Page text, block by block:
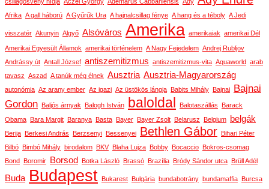
Afrika A gall háború A Gyűrűk Ura A hajnalcsillag fénye A hang és a téboly A Jedi
visszatér Akunyin Algyő Alsóváros Amerika amerikaiak amerikai Dél
Amerikai Egyesült Államok amerikai történelem A Nagy Fejedelem Andrej Rubljov
Andrássy út Antall József antiszemitizmus antiszemitizmus-vita Aquaworld arab
tavasz Aszad A tanúk még élnek Ausztria Ausztria-Magyarország
autonómia Az arany ember Az igazi Az üstökös lángja Babits Mihály Bajnai Bajnai
Gordon Baljós árnyak Balogh István baloldal Balotaszállás Barack
Obama Bara Margit Baranya Basta Bayer Bayer Zsolt Belarusz Belgium belgák
Berija Berkesi András Berzsenyi Bessenyei Bethlen Gábor Bihari Péter
Bilbó Bimbó Mihály birodalom BKV Blaha Lujza Bobby Bocaccio Bokros-csomag
Bond Boromir Borsod Botka László Brassó Brazília Bródy Sándor utca Brüll Adél
Buda Budapest Bukarest Bulgária bundabotrány bundamaffia Burcsa